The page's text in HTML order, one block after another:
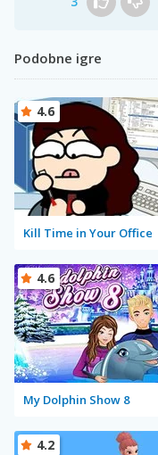
Podobne igre
Kill Time in Your Office
4.6
My Dolphin Show 8
4.6
4.2